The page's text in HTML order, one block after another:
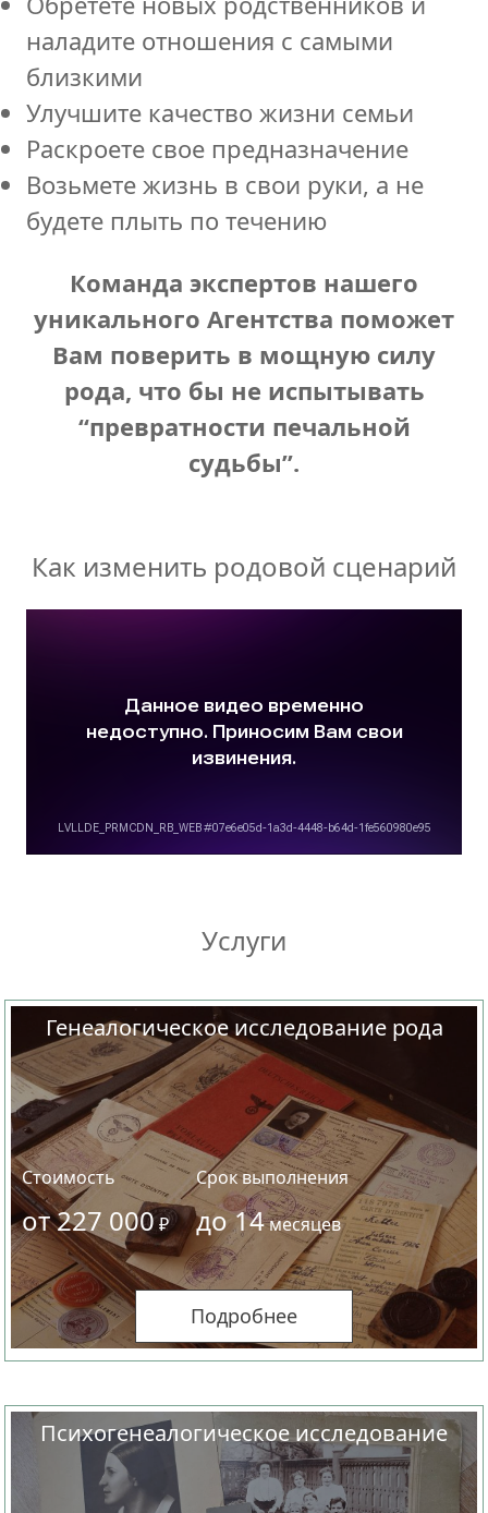
наладите отношения с самыми
близкими
Улучшите качество жизни семьи
Раскроете свое предназначение
Возьмете жизнь в свои руки, а не
будете плыть по течению
Команда экспертов нашего
уникального Агентства поможет
Вам поверить в мощную силу
рода, что бы не испытывать
“превратности печальной
судьбы”.
Как изменить родовой сценарий
Услуги
Генеалогическое исследование рода
Стоимость
от 227 000₽
Срок выполнения
до 14месяцев
Подробнее
Психогенеалогическое исследование